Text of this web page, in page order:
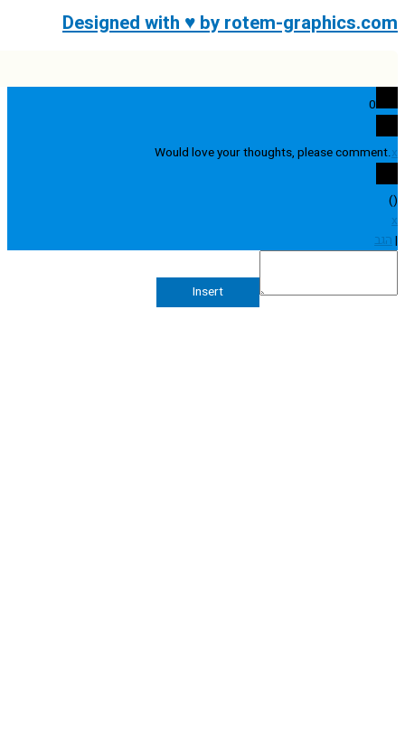
Designed with ♥ by rotem-
Would love your thoughts, please
Insert